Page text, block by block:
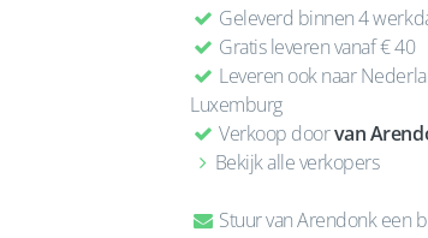
Geleverd binnen 4
Gratis leveren vanaf € 40
Leveren ook naar
Luxemburg
Verkoop doorvan
Bekijk alle verkopers
Stuur van Arendonk een